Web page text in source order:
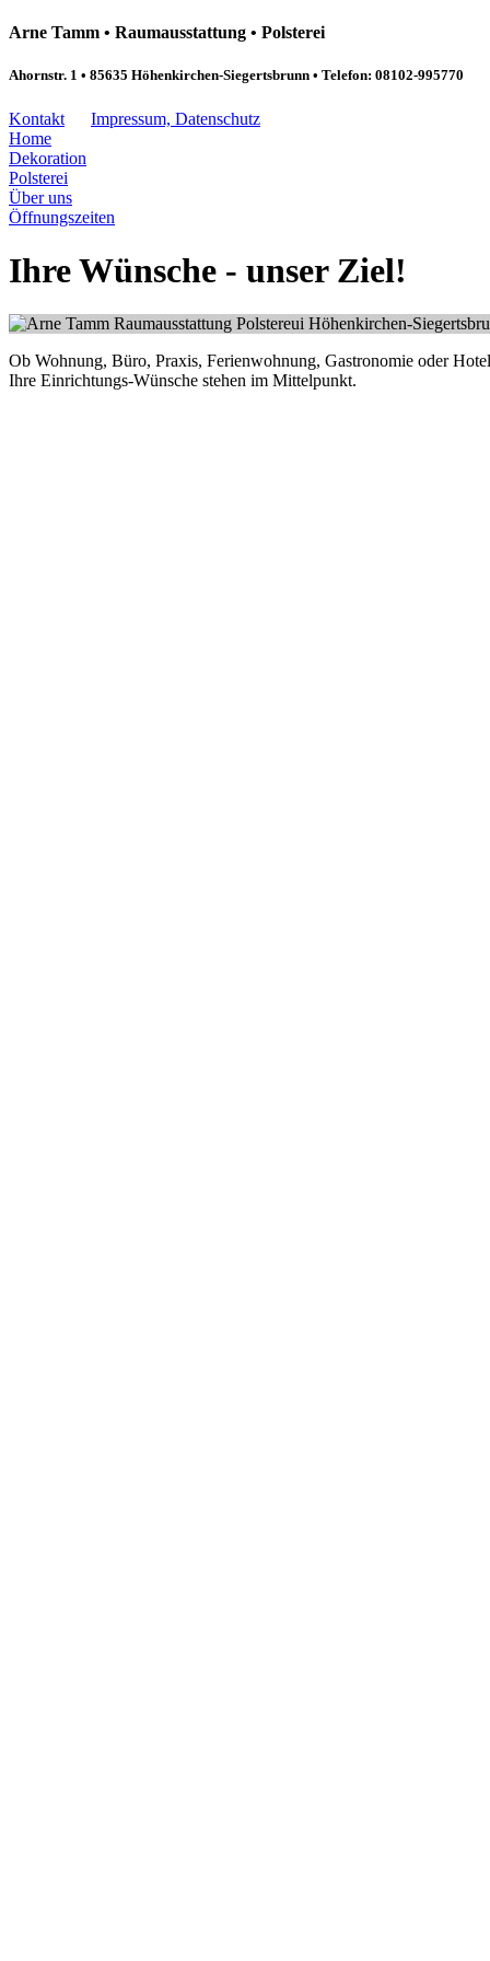
Arne Tamm • Raumausstattung • Polsterei
Ahornstr. 1 • 85635 Höhenkirchen-Siegertsbrunn • Telefon: 08102-995770
Kontakt
Impressum, Datenschutz
Home
Dekoration
Polsterei
Über uns
Öffnungszeiten
Ihre Wünsche - unser Ziel!
Ob Wohnung, Büro, Praxis, Ferienwohnung, Gastronomie oder
Ihre Einrichtungs-Wünsche stehen im Mittelpunkt.